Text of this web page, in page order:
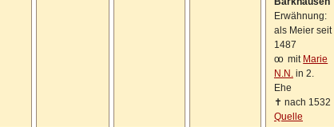
Erwähnung:
als Meier seit
1487
oo mit Marie
N.N. in 2.
Ehe
✝ nach 1532
Quelle